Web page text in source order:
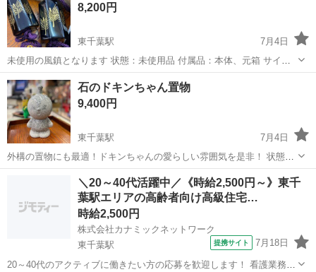
には彼女に恋に落ちるというストーリ...
8,200円
東千葉駅
7月4日
未使用の風鎮となります 状態：未使用品 付属品：本体、元箱 サイ
ズ：全長紐含め26ｃｍ 玉部分48ｍｍ×30ｍｍ
************************ お問合せ番号 112-0532...
千葉 千葉市 東千葉駅 インテリア雑貨/小物
石のドキンちゃん置物
9,400円
東千葉駅
7月4日
外構の置物にも最適！ドキンちゃんの愛らしい雰囲気を是非！ 状態：
長期保管品ですが傷はほとんどありません サイズ：高さ22×幅13×奥行
11.5ｃｍ（慨寸） 付属品：本体のみ ▼以下注意点 必ずお読み下さい
▼ ...
東千葉駅 インテリア雑貨/小物
＼20～40代活躍中／《時給2,500円～》東千
葉駅エリアの高齢者向け高級住宅…
時給2,500円
株式会社カナミックネットワーク
東千葉駅
提携サイト 7月18日
20～40代のアクティブに働きたい方の応募を歓迎します！ 看護業務/